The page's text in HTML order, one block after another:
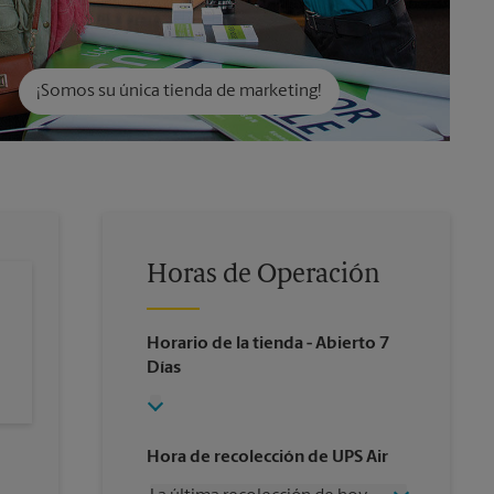
¡Somos su única tienda de marketing!
Horas de Operación
Horario de la tienda - Abierto 7
Días
Hora de recolección de UPS Air